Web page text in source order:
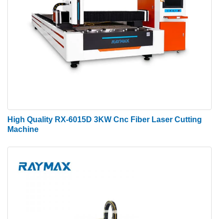
beinhaltet das Schmelzen von Material in einer
Säule und die Verwendung eines
Hochdruckgasstroms, um das geschmolzene
Material abzuscheren, wodurch eine offene
Schnittfuge zurückbleibt. Beim ablativen
wie Meißeln, nur mit Licht und im mikroskopischen
Maßstab. Dies bedeutet im Allgemeinen, dass das
durch das optische Wegsystem zu einem
Der Faserlaserstrahl wird auf die Oberfläche des
Werkstücks gestrahlt, um das Werkstück auf einen
High Quality RX-6015D 3KW Cnc Fiber Laser Cutting
Machine